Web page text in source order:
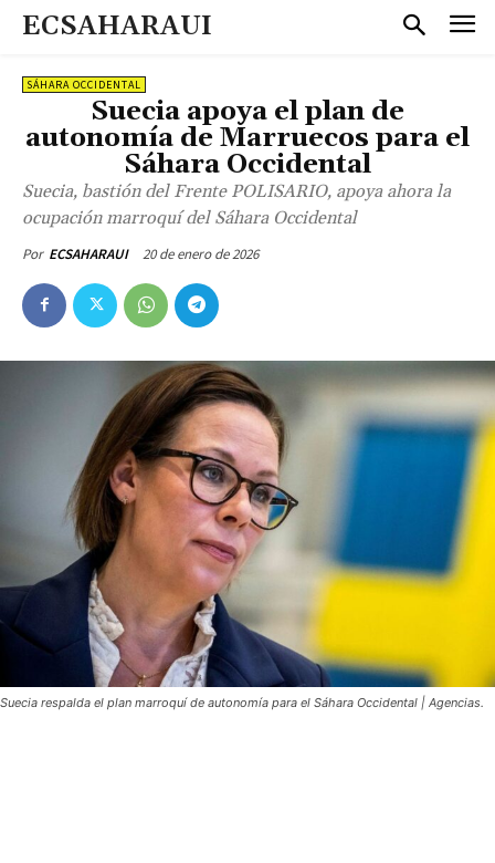
ECSAHARAUI
SÁHARA OCCIDENTAL
Suecia apoya el plan de
autonomía de Marruecos para el
Sáhara Occidental
Suecia, bastión del Frente POLISARIO, apoya ahora la
ocupación marroquí del Sáhara Occidental
Por ECSAHARAUI 20 de enero de 2026
Suecia respalda el plan marroquí de autonomía para el Sáhara Occidental | Agencias.